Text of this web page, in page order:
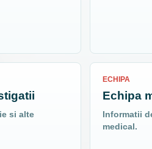
si alte
ECHIPA
Echipa
Informatii
medical.